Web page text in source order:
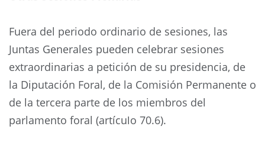
Fuera del periodo ordinario de sesiones, las
Juntas Generales pueden celebrar sesiones
extraordinarias a petición de su presidencia, de
la Diputación Foral, de la Comisión Permanente o
de la tercera parte de los miembros del
parlamento foral (artículo 70.6).